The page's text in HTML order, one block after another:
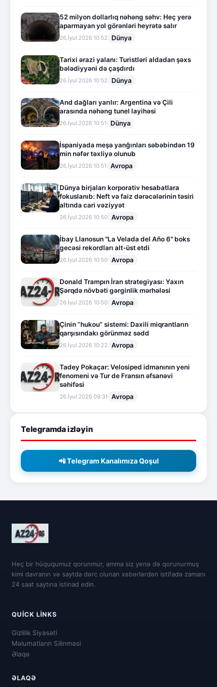
52 milyon dollarlıq nəhəng səhv: Heç yerə
aparmayan yol görənləri heyrətə salır
26.İyul.2026 10:52 Dünya
Tarixi ərazi yalanı: Turistləri aldadan şəxs
bələdiyyəni də çaşdırdı
26.İyul.2026 10:52 Dünya
And dağları yarılır: Argentina və Çili
arasında nəhəng tunel layihəsi
26.İyul.2026 10:51 Dünya
İspaniyada meşə yanğınları səbəbindən 19
min nəfər təxliyə olunub
26.İyul.2026 10:51 Avropa
Dünya birjaları korporativ hesabatlara
fokuslanıb: Neft və faiz dərəcələrinin təsiri
altında cari vəziyyət
26.İyul.2026 10:50 Avropa
İbay Llanosun "La Velada del Año 6" boks
gecəsi rekordları alt-üst etdi
26.İyul.2026 10:50 Avropa
Donald Trampın İran strategiyası: Yaxın
Şərqdə növbəti gərginlik mərhələsi
26.İyul.2026 10:50 Avropa
Çinin “hukou” sistemi: Daxili miqrantların
qarşısındakı görünməz sədd
26.İyul.2026 10:22 Avropa
Tadey Pokaçar: Velosiped idmanının yeni
fenomeni və Tur de Fransın əfsanəvi
səhifəsi
26.İyul.2026 09:31 Avropa
Telegramda izləyin
📲 Telegram Kanalımıza Qoşul
Heç bir hüququmuz qorunmur, amma siz yenə də qorunurmuş
kimi davranın və saytda dərc olunan xəbərlərdən istifadə zamanı
24 saat saytına istinad edin.
QUICK LINKS
Gizlilik Siyasəti
Məlumatların Silinməsi
Əlaqə
ƏLAQƏ